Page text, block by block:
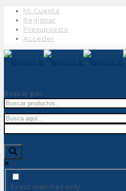
Mi Cuenta
Registrar
Presupuesto
Acceder
Buscar por:
Exact matches only